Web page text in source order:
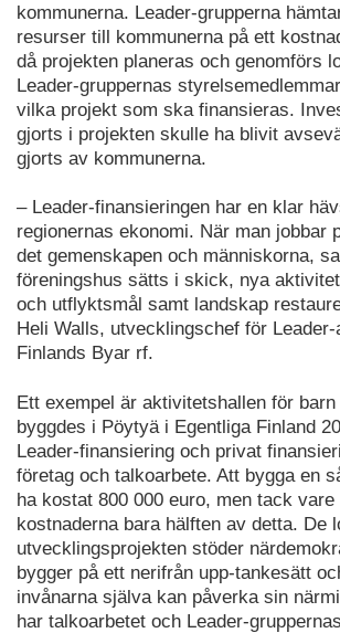
kommunerna. Leader-grupperna
resurser till kommunerna på ett
då projekten planeras och genomförs
Leader-gruppernas
vilka projekt som ska finansieras.
gjorts i projekten skulle ha blivit
gjorts av kommunerna.
– Leader-finansieringen har en klar
regionernas ekonomi. När man jobbar
det gemenskapen och människorna,
föreningshus sätts i skick, nya
och utflyktsmål samt landskap
Heli Walls, utvecklingschef för Leader-
Finlands Byar rf.
Ett exempel är aktivitetshallen för
byggdes i Pöytyä i Egentliga Finland
Leader-finansiering och privat
företag och talkoarbete. Att bygga en
ha kostat 800 000 euro, men tack
kostnaderna bara hälften av detta. De
utvecklingsprojekten stöder
bygger på ett nerifrån upp-tankesätt
invånarna själva kan påverka sin
har talkoarbetet och Leader-